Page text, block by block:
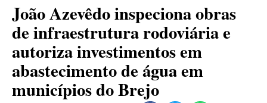
João Azevêdo inspeciona obras
de infraestrutura rodoviária e
autoriza investimentos em
abastecimento de água em
municípios do Brejo